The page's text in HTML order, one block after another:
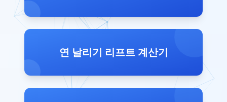
연 날리기 리프트 계산기